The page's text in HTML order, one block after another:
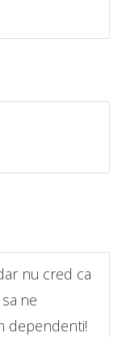
nu cred ca
ne
dependenti!